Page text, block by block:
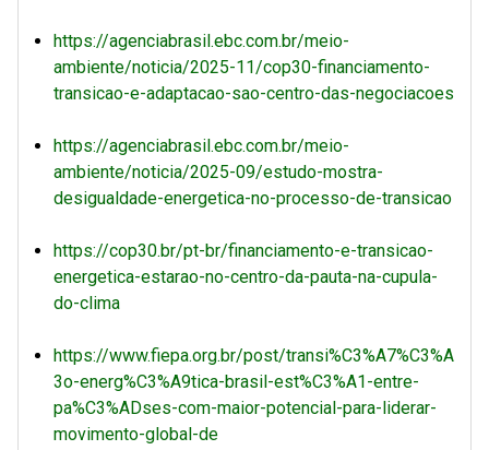
https://agenciabrasil.ebc.com.br/meio-
ambiente/noticia/2025-11/cop30-financiamento-
transicao-e-adaptacao-sao-centro-das-negociacoes
https://agenciabrasil.ebc.com.br/meio-
ambiente/noticia/2025-09/estudo-mostra-
desigualdade-energetica-no-processo-de-transicao
https://cop30.br/pt-br/financiamento-e-transicao-
energetica-estarao-no-centro-da-pauta-na-cupula-
do-clima
https://www.fiepa.org.br/post/transi%C3%A7%C3%A
3o-energ%C3%A9tica-brasil-est%C3%A1-entre-
pa%C3%ADses-com-maior-potencial-para-liderar-
movimento-global-de